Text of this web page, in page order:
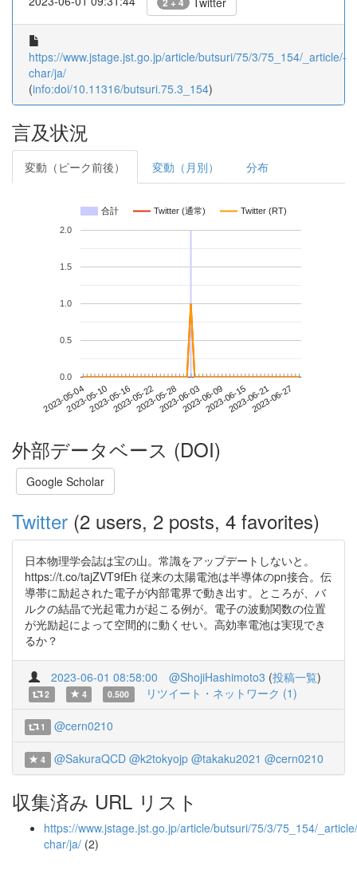
https://www.jstage.jst.go.jp/article/butsuri/75/3/75_154/_article/-
char/ja/
(info:doi/10.11316/butsuri.75.3_154)
言及状況
変動（ピーク前後） 変動（月別） 分布
合計 Twitter (通常) Twitter (RT)
2023-05-042023-05-102023-05-162023-05-222023-05-282023-06-032023-06-092023-06-152023-06-212023-06-27
0.0
0.5
1.0
1.5
2.0
外部データベース (DOI)
Google Scholar
Twitter (2 users, 2 posts, 4 favorites)
日本物理学会誌は宝の山。常識をアップデートしないと。
https://t.co/tajZVT9fEh 従来の太陽電池は半導体のpn接合。伝
導帯に励起された電子が内部電界で動き出す。ところが、バ
ルクの結晶で光起電力が起こる例が。電子の波動関数の位置
が光励起によって空間的に動くせい。高効率電池は実現でき
るか？
2023-06-01 08:58:00 @ShojiHashimoto3 (投稿一覧)
2 4 0.500 リツイート・ネットワーク (1)
1 @cern0210
4 @SakuraQCD @k2tokyojp @takaku2021 @cern0210
収集済み URL リスト
https://www.jstage.jst.go.jp/article/butsuri/75/3/75_154/
char/ja/ (2)